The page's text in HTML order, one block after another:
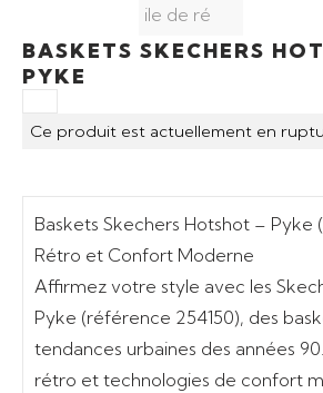
BASKETS SKECHERS
PYKE
Ce produit est actuellement en
Baskets Skechers Hotshot – Pyke
Rétro et Confort Moderne
Affirmez votre style avec les
Pyke (référence 254150), des
tendances urbaines des années
rétro et technologies de confort